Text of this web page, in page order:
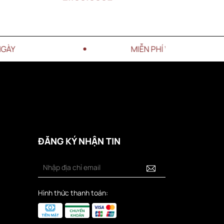
MIỄN PHÍ VẬN CHUYỂN CHO ĐƠN
ĐĂNG KÝ NHẬN TIN
Hình thức thanh toán: